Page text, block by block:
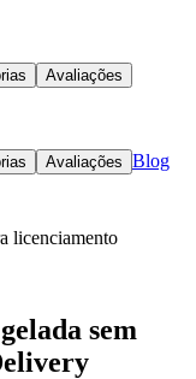
Avaliações
Avaliações Blog
licenciamento
sem